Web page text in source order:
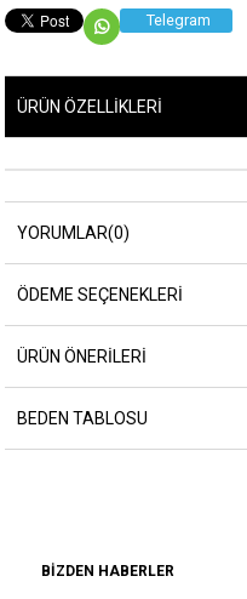
Telegram
ÜRÜN ÖZELLIKLERI
YORUMLAR(0)
ÖDEME SEÇENEKLERI
ÜRÜN ÖNERILERI
BEDEN TABLOSU
BIZDEN HABERLER